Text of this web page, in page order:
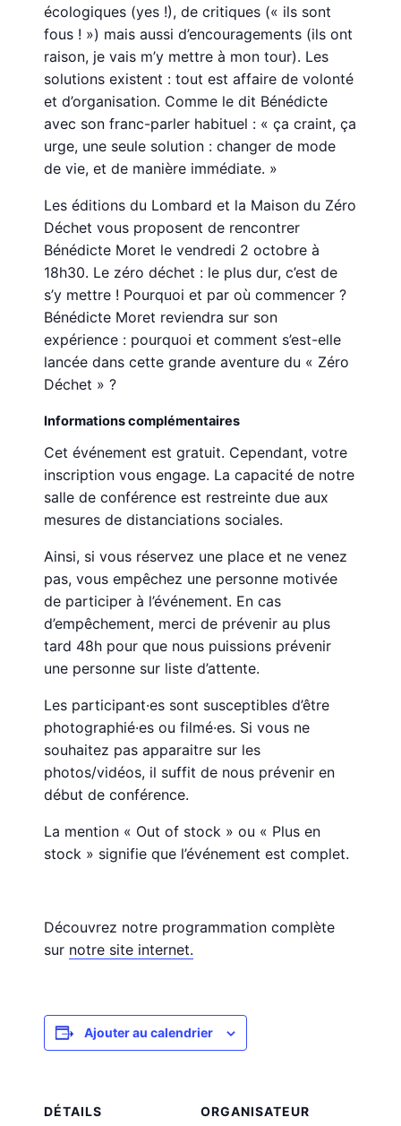
écologiques (yes !), de critiques (« ils sont
fous ! ») mais aussi d’encouragements (ils ont
raison, je vais m’y mettre à mon tour). Les
solutions existent : tout est affaire de volonté
et d’organisation. Comme le dit Bénédicte
avec son franc-parler habituel : « ça craint, ça
urge, une seule solution : changer de mode
de vie, et de manière immédiate. »
Les éditions du Lombard et la Maison du Zéro
Déchet vous proposent de rencontrer
Bénédicte Moret le vendredi 2 octobre à
18h30. Le zéro déchet : le plus dur, c’est de
s’y mettre ! Pourquoi et par où commencer ?
Bénédicte Moret reviendra sur son
expérience : pourquoi et comment s’est-elle
lancée dans cette grande aventure du « Zéro
Déchet » ?
Informations complémentaires
Cet événement est gratuit. Cependant, votre
inscription vous engage. La capacité de notre
salle de conférence est restreinte due aux
mesures de distanciations sociales.
Ainsi, si vous réservez une place et ne venez
pas, vous empêchez une personne motivée
de participer à l’événement. En cas
d’empêchement, merci de prévenir au plus
tard 48h pour que nous puissions prévenir
une personne sur liste d’attente.
Les participant·es sont susceptibles d’être
photographié·es ou filmé·es. Si vous ne
souhaitez pas apparaitre sur les
photos/vidéos, il suffit de nous prévenir en
début de conférence.
La mention « Out of stock » ou « Plus en
stock » signifie que l’événement est complet.
Découvrez notre programmation complète
sur notre site internet.
Ajouter au calendrier
DÉTAILS
ORGANISATEUR